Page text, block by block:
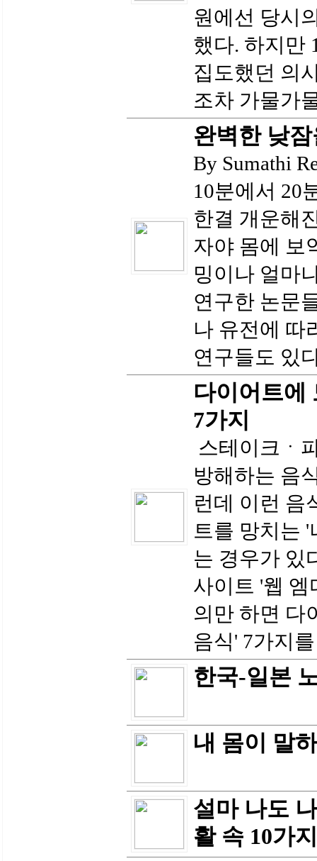
원에선 당시
했다. 하지만
집도했던 의
조차 가물가
완벽한 낮
By Sumathi
10분에서 20
한결 개운해
자야 몸에 보
밍이나 얼마
연구한 논문
나 유전에 따
연구들도 있
다이어트에
7가지
스테이크ㆍ
방해하는 음
런데 이런 음
트를 망치는
는 경우가 있
사이트 '웹 엠
의만 하면 다
음식' 7가지
한국-일본
내 몸이 말
설마 나도
활 속 10가